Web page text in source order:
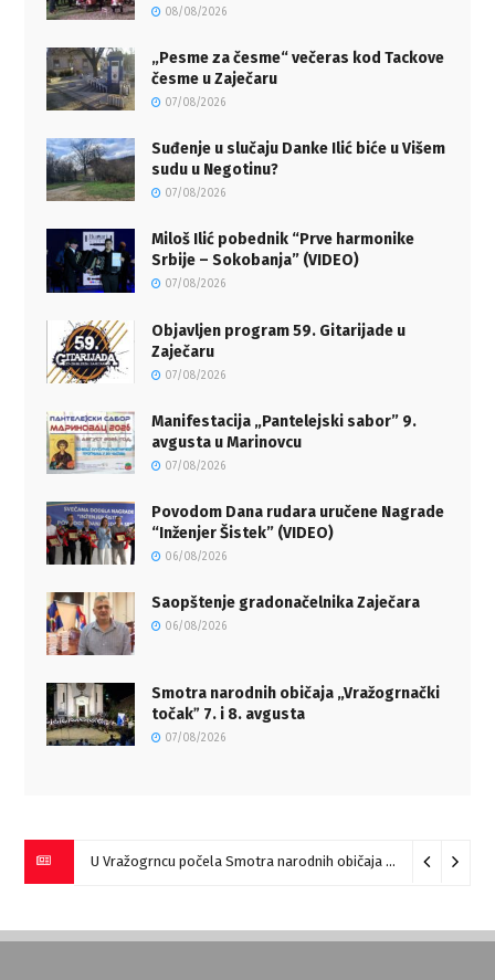
08/08/2026
„Pesme za česme“ večeras kod Tackove
česme u Zaječaru
07/08/2026
Suđenje u slučaju Danke Ilić biće u Višem
sudu u Negotinu?
07/08/2026
Miloš Ilić pobednik “Prve harmonike
Srbije – Sokobanja” (VIDEO)
07/08/2026
Objavljen program 59. Gitarijade u
Zaječaru
07/08/2026
Manifestacija „Pantelejski sabor” 9.
avgusta u Marinovcu
07/08/2026
Povodom Dana rudara uručene Nagrade
“Inženjer Šistek” (VIDEO)
06/08/2026
Saopštenje gradonačelnika Zaječara
06/08/2026
Smotra narodnih običaja „Vražogrnački
točakˮ 7. i 8. avgusta
07/08/2026
U Vražogrncu počela Smotra narodnih običaja „Vražogrnački točak“